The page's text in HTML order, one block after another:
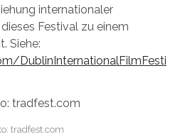
internationaler
Festival zu einem
Siehe:
DublinInternationalFilmFesti
tradfest.com